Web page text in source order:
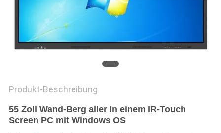
PRIVACY
POLICY
Produkt-Beschreibung
55 Zoll Wand-Berg aller in einem IR-Touch
Screen PC mit Windows OS